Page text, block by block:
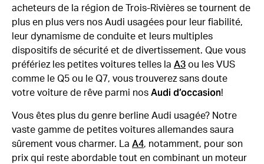
acheteurs de la région de Trois-Rivières se tournent de
plus en plus vers nos Audi usagées pour leur fiabilité,
leur dynamisme de conduite et leurs multiples
dispositifs de sécurité et de divertissement. Que vous
préfériez les petites voitures telles la A3 ou les VUS
comme le Q5 ou le Q7, vous trouverez sans doute
votre voiture de rêve parmi nos Audi d’occasion!
Vous êtes plus du genre berline Audi usagée? Notre
vaste gamme de petites voitures allemandes saura
sûrement vous charmer. La A4, notamment, pour son
prix qui reste abordable tout en combinant un moteur